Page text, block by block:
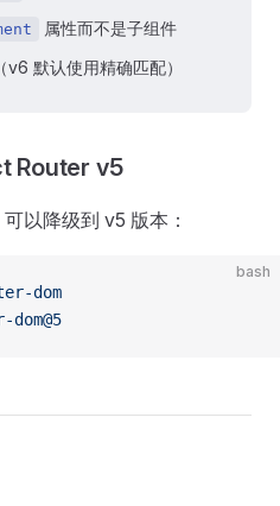
属性而不是子组件
v6 默认使用精确匹配）
Router v5
以降级到 v5 版本：
bash
dom